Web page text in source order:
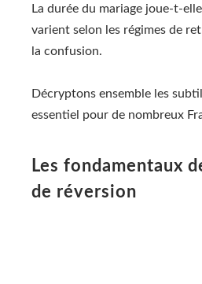
La durée du mariage joue-t-
varient selon les régimes de
la confusion.
Décryptons ensemble les
essentiel pour de nombreux
Les fondamentaux
de réversion